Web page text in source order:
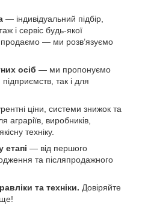
— індивідуальний підбір,
і сервіс будь-якої
— ми розв’язуємо
осіб — ми пропонуємо
так і для
ціни, системи знижок та
аграріїв, виробників,
техніку.
етапі — від першого
та післяпродажного
та техніки. Довіряйте